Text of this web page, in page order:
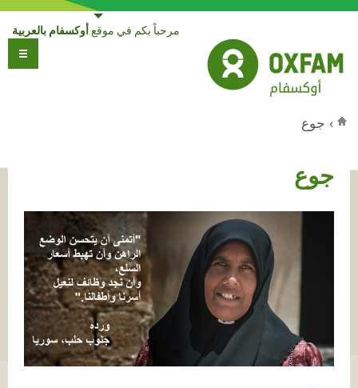
مرحباً بكم في موقع أوكسفام بالعربية
› جوع
جوع